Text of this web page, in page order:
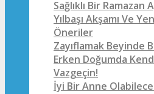
Sağlıklı Bir Ramazan
Yılbaşı Akşamı Ve
Öneriler
Zayıflamak Beyinde
Erken Doğumda
Vazgeçin!
İyi Bir Anne